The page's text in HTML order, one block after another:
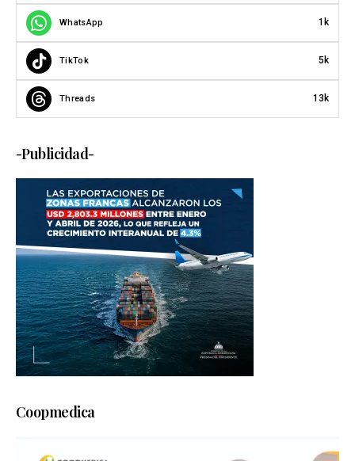
WhatsApp 1k
TikTok 5k
Threads 13k
-Publicidad-
Coopmedica